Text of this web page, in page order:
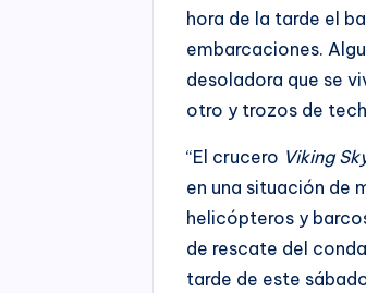
hora de la tarde el
embarcaciones.
desoladora que se
otro y trozos de
“El crucero Viking
en una situación de
helicópteros y
de rescate del
tarde de este